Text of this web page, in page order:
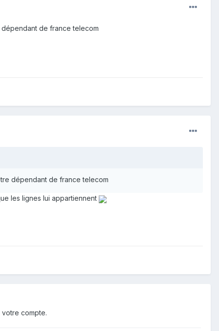
de france telecom
dépendant de france telecom
les lignes lui appartiennent
compte.